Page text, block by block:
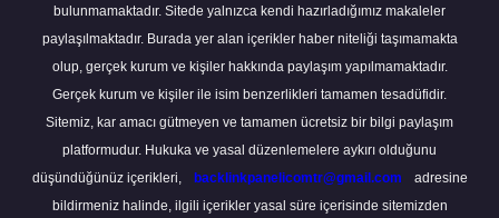
bulunmamaktadır. Sitede yalnızca kendi hazırladığımız makaleler
paylaşılmaktadır. Burada yer alan içerikler haber niteliği taşımamakta
olup, gerçek kurum ve kişiler hakkında paylaşım yapılmamaktadır.
Gerçek kurum ve kişiler ile isim benzerlikleri tamamen tesadüfidir.
Sitemiz, kar amacı gütmeyen ve tamamen ücretsiz bir bilgi paylaşım
platformudur. Hukuka ve yasal düzenlemelere aykırı olduğunu
düşündüğünüz içerikleri,
backlinkpanelicomtr@gmail.com
adresine
bildirmeniz halinde, ilgili içerikler yasal süre içerisinde sitemizden